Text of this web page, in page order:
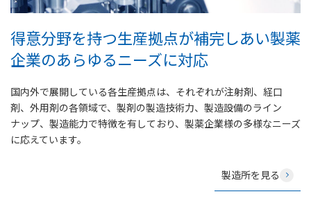
得意分野を持つ生産拠点が補完しあい製薬
企業のあらゆるニーズに対応
国内外で展開している各生産拠点は、それぞれが注射剤、経口
剤、外用剤の各領域で、製剤の製造技術力、製造設備のライン
ナップ、製造能力で特徴を有しており、製薬企業様の多様なニーズ
に応えています。
製造所を見る